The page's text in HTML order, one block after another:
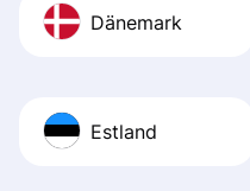
Dänemark
Estland